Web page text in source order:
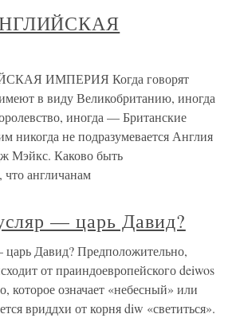
ИМПЕРИЯ Когда говорят
в виду Великобританию, иногда
иногда — Британские
никогда не подразумевается Англия
Мэйкс. Каково быть
англичанам
— царь Давид?
царь Давид? Предположительно,
от праиндоевропейского deiwos
которое означает «небесный» или
вриддхи от корня diw «светиться».